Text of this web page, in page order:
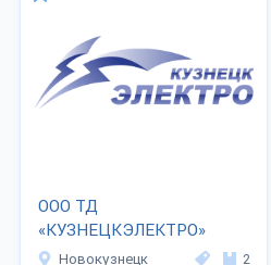
ООО ТД
«КУЗНЕЦКЭЛЕКТРО»
Новокузнецк 2